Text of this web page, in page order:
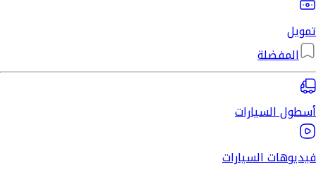
تمويل
المفضلة
أسطول السيارات
فيديوهات السيارات